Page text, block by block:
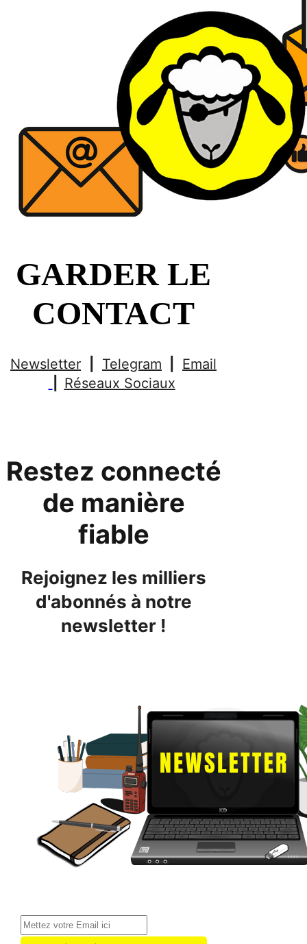
GARDER LE
CONTACT
Newsletter Telegram
Email
Réseaux Sociaux
Restez connecté
de manière
fiable
Rejoignez les milliers
d'abonnés à notre
newsletter !